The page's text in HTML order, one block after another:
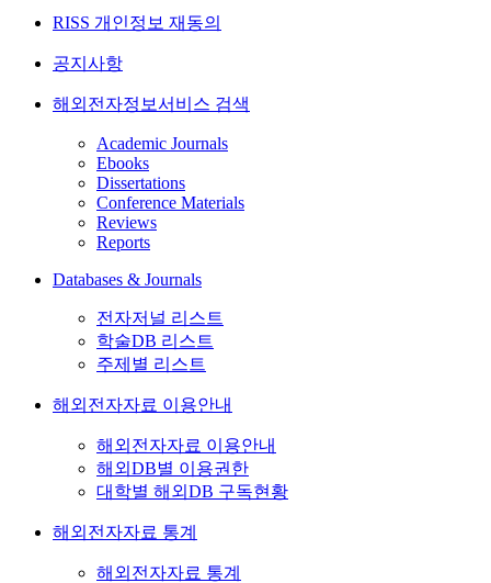
RISS 개인정보 재동의
공지사항
해외전자정보서비스 검색
Academic Journals
Ebooks
Dissertations
Conference Materials
Reviews
Reports
Databases & Journals
전자저널 리스트
학술DB 리스트
주제별 리스트
해외전자자료 이용안내
해외전자자료 이용안내
해외DB별 이용권한
대학별 해외DB 구독현황
해외전자자료 통계
해외전자자료 통계